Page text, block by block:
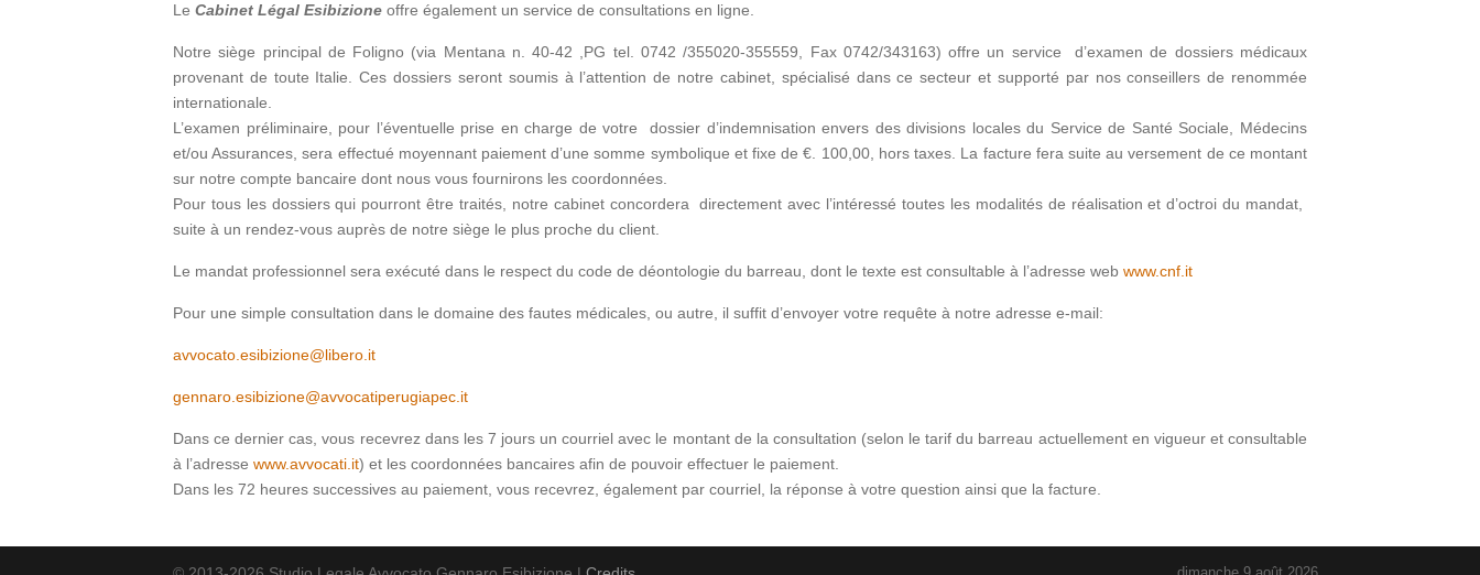
Le Cabinet Légal Esibizione offre également un service de consultations en ligne.
Notre siège principal de Foligno (via Mentana n. 40-42 ,PG tel. 0742 /355020-355559, Fax 0742/343163) offre un service d’examen de dossiers médicaux
provenant de toute Italie. Ces dossiers seront soumis à l’attention de notre cabinet, spécialisé dans ce secteur et supporté par nos conseillers de renommée
internationale.
L’examen préliminaire, pour l’éventuelle prise en charge de votre dossier d’indemnisation envers des divisions locales du Service de Santé Sociale, Médecins
et/ou Assurances, sera effectué moyennant paiement d’une somme symbolique et fixe de €. 100,00, hors taxes. La facture fera suite au versement de ce montant
sur notre compte bancaire dont nous vous fournirons les coordonnées.
Pour tous les dossiers qui pourront être traités, notre cabinet concordera directement avec l’intéressé toutes les modalités de réalisation et d’octroi du mandat,
suite à un rendez-vous auprès de notre siège le plus proche du client.
Le mandat professionnel sera exécuté dans le respect du code de déontologie du barreau, dont le texte est consultable à l’adresse web www.cnf.it
Pour une simple consultation dans le domaine des fautes médicales, ou autre, il suffit d’envoyer votre requête à notre adresse e-mail:
avvocato.esibizione@libero.it
gennaro.esibizione@avvocatiperugiapec.it
Dans ce dernier cas, vous recevrez dans les 7 jours un courriel avec le montant de la consultation (selon le tarif du barreau actuellement en vigueur et consultable
à l’adresse www.avvocati.it) et les coordonnées bancaires afin de pouvoir effectuer le paiement.
Dans les 72 heures successives au paiement, vous recevrez, également par courriel, la réponse à votre question ainsi que la facture.